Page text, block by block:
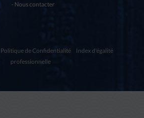
Nous contacter
Politique de Confidentialité
Index d'égalité
professionnelle